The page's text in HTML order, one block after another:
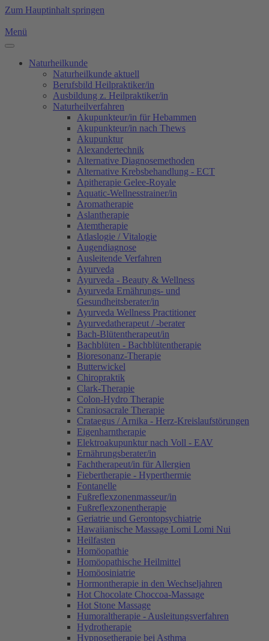
Zum Hauptinhalt springen
Menü
Naturheilkunde
Naturheilkunde aktuell
Berufsbild Heilpraktiker/in
Ausbildung z. Heilpraktiker/in
Naturheilverfahren
Akupunkteur/in für Hebammen
Akupunkteur/in nach Thews
Akupunktur
Alexandertechnik
Alternative Diagnosemethoden
Alternative Krebsbehandlung - ECT
Apitherapie Gelee-Royale
Aquatic-Wellnesstrainer/in
Aromatherapie
Aslantherapie
Atemtherapie
Atlaslogie / Vitalogie
Augendiagnose
Ausleitende Verfahren
Ayurveda
Ayurveda - Beauty & Wellness
Ayurveda Ernährungs- und
Gesundheitsberater/in
Ayurveda Wellness Practitioner
Ayurvedatherapeut / -berater
Bach-Blütentherapeut/in
Bachblüten - Bachblütentherapie
Bioresonanz-Therapie
Butterwickel
Chiropraktik
Clark-Therapie
Colon-Hydro Therapie
Craniosacrale Therapie
Crataegus / Arnika - Herz-Kreislaufstörungen
Eigenharntherapie
Elektroakupunktur nach Voll - EAV
Ernährungsberater/in
Fachtherapeut/in für Allergien
Fiebertherapie - Hyperthermie
Fontanelle
Fußreflexzonenmasseur/in
Fußreflexzonentherapie
Geriatrie und Gerontopsychiatrie
Hawaiianische Massage Lomi Lomi Nui
Heilfasten
Homöopathie
Homöopathische Heilmittel
Homöosiniatrie
Hormontherapie in den Wechseljahren
Hot Chocolate Choccoa-Massage
Hot Stone Massage
Humoraltherapie - Ausleitungsverfahren
Hydrotherapie
Hypnosetherapie bei Asthma